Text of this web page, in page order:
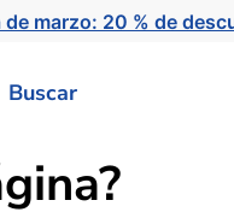
de marzo: 20 % de
Buscar